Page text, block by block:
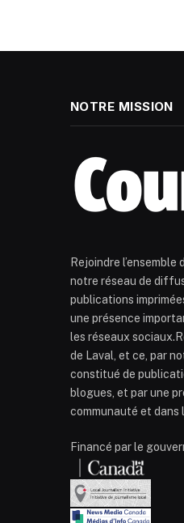
NOTRE MISSION
Rejoindre
notre réseau de
publications
une présence
les réseaux
de Laval, et ce, par
constitué de
blogues, et par une
communauté et dans
Financé par le